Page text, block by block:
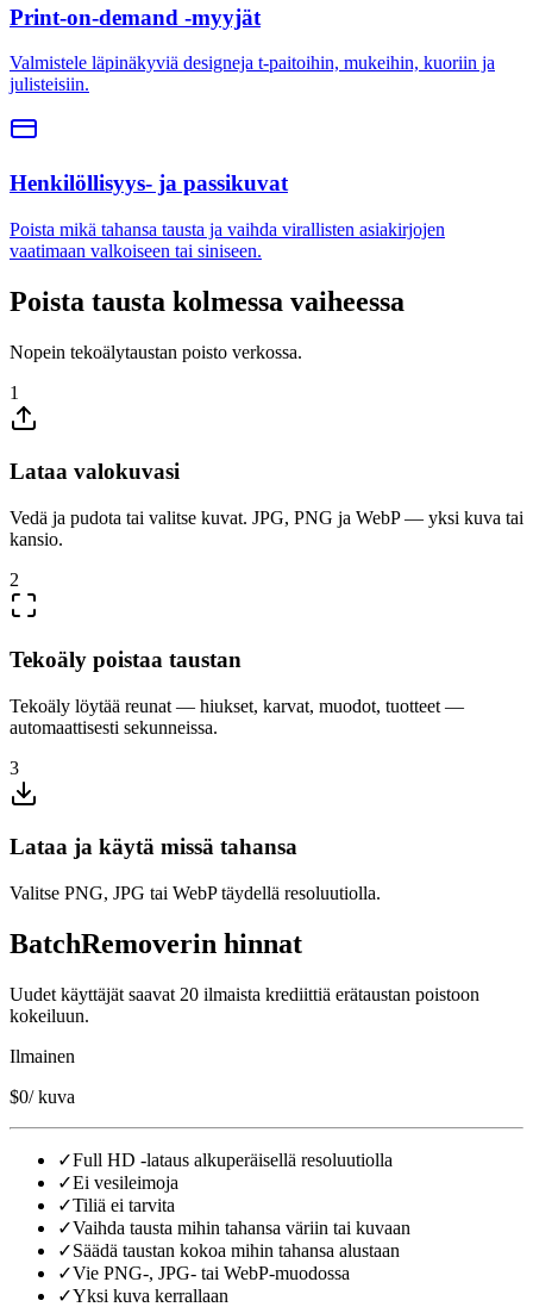
Print-on-demand -myyjät
Valmistele läpinäkyviä designeja t-paitoihin, mukeihin, kuoriin ja
julisteisiin.
Henkilöllisyys- ja passikuvat
Poista mikä tahansa tausta ja vaihda virallisten asiakirjojen
vaatimaan valkoiseen tai siniseen.
Poista tausta kolmessa vaiheessa
Nopein tekoälytaustan poisto verkossa.
1
Lataa valokuvasi
Vedä ja pudota tai valitse kuvat. JPG, PNG ja WebP — yksi kuva tai
kansio.
2
Tekoäly poistaa taustan
Tekoäly löytää reunat — hiukset, karvat, muodot, tuotteet —
automaattisesti sekunneissa.
3
Lataa ja käytä missä tahansa
Valitse PNG, JPG tai WebP täydellä resoluutiolla.
BatchRemoverin hinnat
Uudet käyttäjät saavat 20 ilmaista krediittiä erätaustan poistoon
kokeiluun.
Ilmainen
$0/ kuva
✓Full HD -lataus alkuperäisellä resoluutiolla
✓Ei vesileimoja
✓Tiliä ei tarvita
✓Vaihda tausta mihin tahansa väriin tai kuvaan
✓Säädä taustan kokoa mihin tahansa alustaan
✓Vie PNG-, JPG- tai WebP-muodossa
✓Yksi kuva kerrallaan